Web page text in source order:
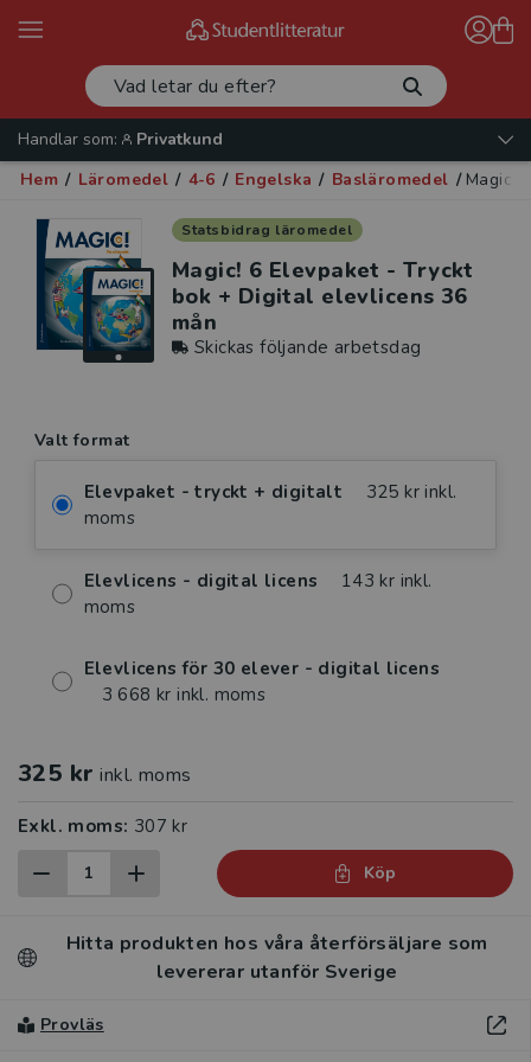
Handlar som:
Privatkund
Hem / Läromedel / 4-6 / Engelska / Basläromedel / Magic!
Statsbidrag läromedel
Magic! 6 Elevpaket - Tryckt
bok + Digital elevlicens 36
mån
Skickas följande arbetsdag
Valt format
Elevpaket - tryckt + digitalt
325 kr inkl.
moms
Elevlicens - digital licens
143 kr inkl.
moms
Elevlicens för 30 elever - digital licens
3 668 kr inkl. moms
325 kr inkl. moms
Exkl. moms: 307 kr
Köp
Hitta produkten hos våra återförsäljare som
levererar utanför Sverige
Provläs